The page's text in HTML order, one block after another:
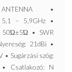
•
5,1 – 5,9GHz •
50Ώ±5Ώ • SWR
21dBi •
• Sugárzási szög:
Csatlakozó: N